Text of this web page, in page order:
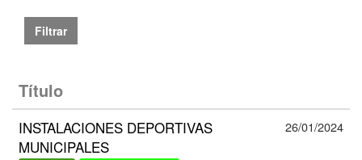
Filtrar
Título
INSTALACIONES DEPORTIVAS
MUNICIPALES
26/01/2024